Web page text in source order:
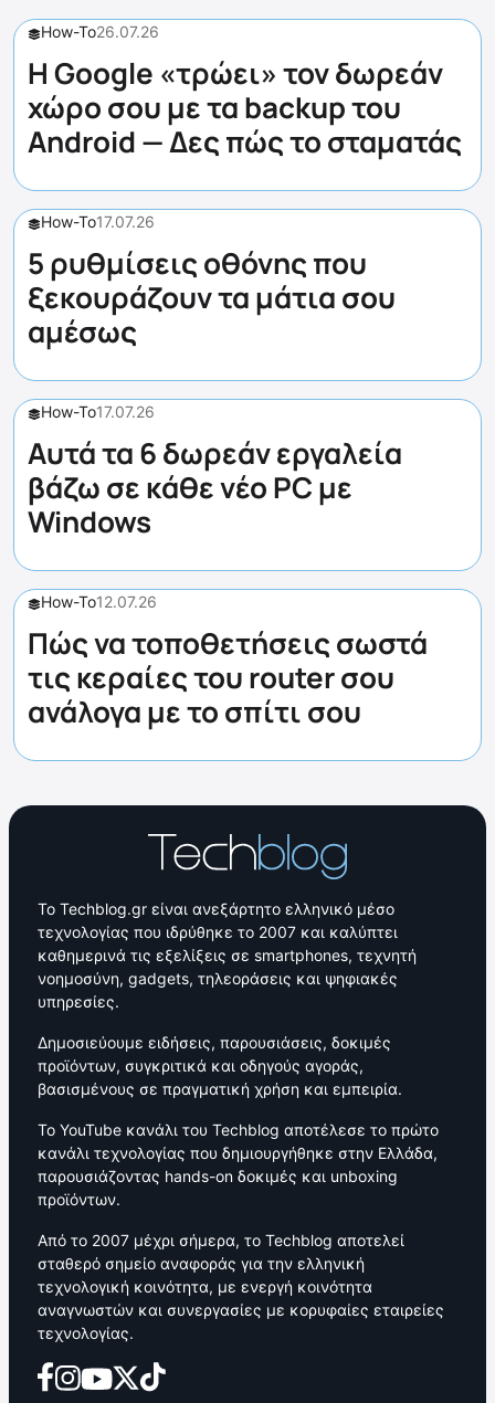
How-To26.07.26
Η Google «τρώει» τον δωρεάν
χώρο σου με τα backup του
Android — Δες πώς το σταματάς
How-To17.07.26
5 ρυθμίσεις οθόνης που
ξεκουράζουν τα μάτια σου
αμέσως
How-To17.07.26
Αυτά τα 6 δωρεάν εργαλεία
βάζω σε κάθε νέο PC με
Windows
How-To12.07.26
Πώς να τοποθετήσεις σωστά
τις κεραίες του router σου
ανάλογα με το σπίτι σου
Το Techblog.gr είναι ανεξάρτητο ελληνικό μέσο
τεχνολογίας που ιδρύθηκε το 2007 και καλύπτει
καθημερινά τις εξελίξεις σε smartphones, τεχνητή
νοημοσύνη, gadgets, τηλεοράσεις και ψηφιακές
υπηρεσίες.
Δημοσιεύουμε ειδήσεις, παρουσιάσεις, δοκιμές
προϊόντων, συγκριτικά και οδηγούς αγοράς,
βασισμένους σε πραγματική χρήση και εμπειρία.
Το YouTube κανάλι του Techblog αποτέλεσε το πρώτο
κανάλι τεχνολογίας που δημιουργήθηκε στην Ελλάδα,
παρουσιάζοντας hands-on δοκιμές και unboxing
προϊόντων.
Από το 2007 μέχρι σήμερα, το Techblog αποτελεί
σταθερό σημείο αναφοράς για την ελληνική
τεχνολογική κοινότητα, με ενεργή κοινότητα
αναγνωστών και συνεργασίες με κορυφαίες εταιρείες
τεχνολογίας.